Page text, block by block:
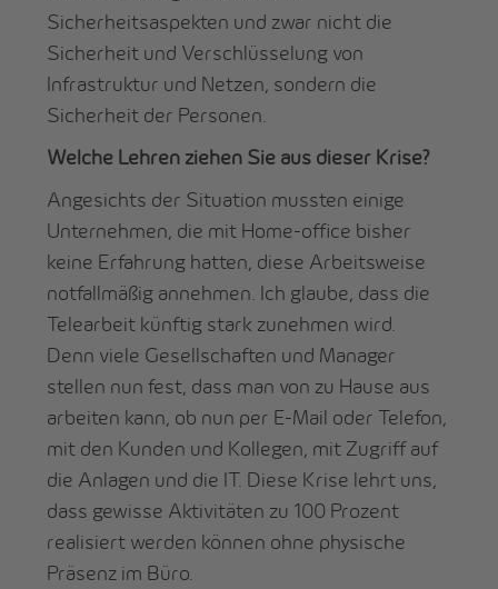
Sicherheitsaspekten und zwar nicht die
Sicherheit und Verschlüsselung von
Infrastruktur und Netzen, sondern die
Sicherheit der Personen.
Welche Lehren ziehen Sie aus dieser Krise?
Angesichts der Situation mussten einige
Unternehmen, die mit Home-office bisher
keine Erfahrung hatten, diese Arbeitsweise
notfallmäßig annehmen. Ich glaube, dass die
Telearbeit künftig stark zunehmen wird.
Denn viele Gesellschaften und Manager
stellen nun fest, dass man von zu Hause aus
arbeiten kann, ob nun per E-Mail oder Telefon,
mit den Kunden und Kollegen, mit Zugriff auf
die Anlagen und die IT. Diese Krise lehrt uns,
dass gewisse Aktivitäten zu 100 Prozent
realisiert werden können ohne physische
Präsenz im Büro.